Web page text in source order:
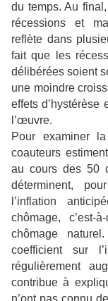
du temps. Au
récessions et
reflète dans
fait que les
délibérées soient
une moindre
effets d’hystérèse
l’œuvre.
Pour examiner
coauteurs
au cours des 50
déterminent,
l’inflation
chômage,
chômage
coefficient sur
régulièrement
contribue à